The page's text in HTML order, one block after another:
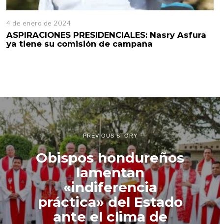
4 de enero de 2024
ASPIRACIONES PRESIDENCIALES: Nasry Asfura
ya tiene su comisión de campaña
PREVIOUS STORY
Obispos hondureños
lamentan
«indiferencia
práctica» del Estado
ante el clima de